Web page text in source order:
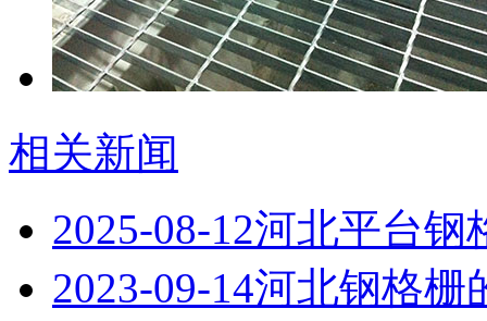
相关新闻
2025-08-12河北平台钢
2023-09-14河北钢格栅